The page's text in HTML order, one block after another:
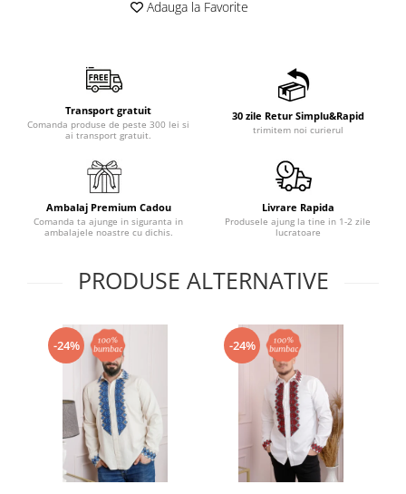
Adauga la Favorite
Transport gratuit
Comanda produse de peste 300 lei si
ai transport gratuit.
30 zile Retur Simplu&Rapid
trimitem noi curierul
Ambalaj Premium Cadou
Comanda ta ajunge in siguranta in
ambalajele noastre cu dichis.
Livrare Rapida
Produsele ajung la tine in 1-2 zile
lucratoare
PRODUSE ALTERNATIVE
-24% -24%